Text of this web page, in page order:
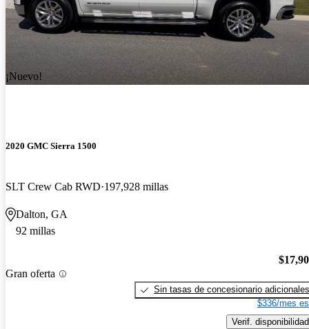
¡Nuevo!
2020 GMC Sierra 1500
SLT Crew Cab RWD 197,928 millas
Dalton, GA
92 millas
Gran oferta
Sin tasas de concesionario adicionales
$336/mes
Verif. disponibilidad